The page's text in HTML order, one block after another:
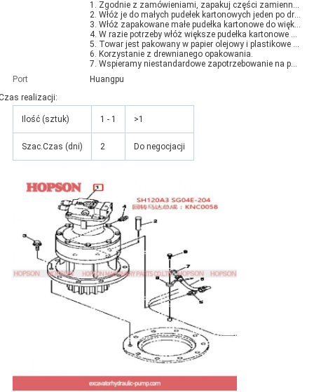
1. Zgodnie z zamówieniami, zapakuj części zamienne jeden po drugim za pomocą papieru olejowego;
2. Włóż je do małych pudełek kartonowych jeden po drugim;
3. Włóż zapakowane małe pudełka kartonowe do większych pudełek kartonowych jeden po drugim;
4. W razie potrzeby włóż większe pudełka kartonowe do drewnianych skrzynek, szczególnie w przypadku przesyłek drogą morską.
5. Towar jest pakowany w papier olejowy i plastikowe torby wewnątrz
6. Korzystanie z drewnianego opakowania.
7. Wspieramy niestandardowe zapotrzebowanie na pakiet
Port
Huangpu
realizacji:
Ilość (sztuk) 1 - 1 >1
Szac.Czas (dni) 2 Do negocjacji